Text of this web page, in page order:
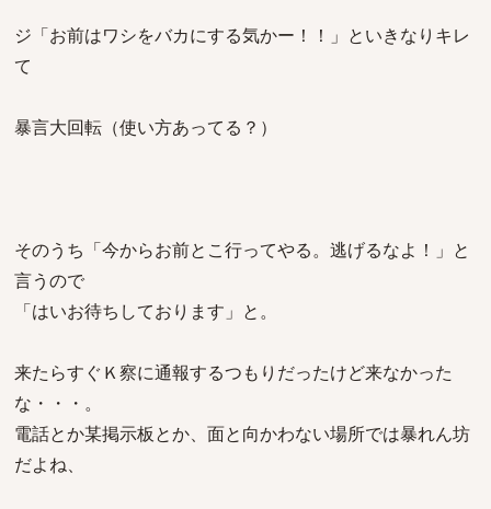
ジ「お前はワシをバカにする気かー！！」といきなりキレ
て
暴言大回転（使い方あってる？）
そのうち「今からお前とこ行ってやる。逃げるなよ！」と
言うので
「はいお待ちしております」と。
来たらすぐＫ察に通報するつもりだったけど来なかった
な・・・。
電話とか某掲示板とか、面と向かわない場所では暴れん坊
だよね、